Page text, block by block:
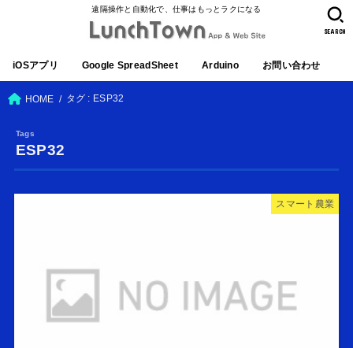
遠隔操作と自動化で、仕事はもっとラクになる
iOSアプリ Google SpreadSheet Arduino お問い合わせ
SEARCH
HOME タグ : ESP32
ESP32
スマート農業